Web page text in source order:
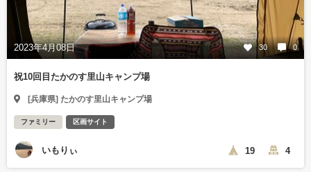
2023年4月08日 30 0
祝10回目たかのす里山キャンプ場
[兵庫県] たかのす里山キャンプ場
ファミリー 区画サイト
いもりぃ 19 4